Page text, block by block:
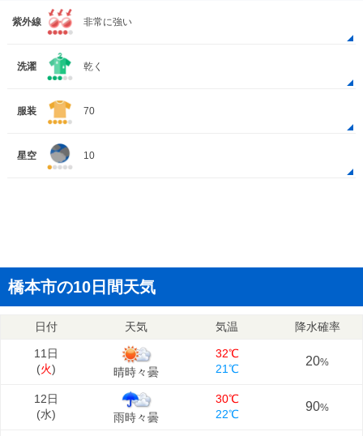
紫外線 非常に強い
洗濯 乾く
服装 70
星空 10
橋本市の10日間天気
日付 天気 気温 降水確率
11日
(火) 晴時々曇
32℃
21℃
20%
12日
(水) 雨時々曇
30℃
22℃
90%